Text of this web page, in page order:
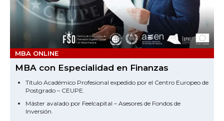
MBA ONLINE
MBA con Especialidad en Finanzas
Título Académico Profesional expedido por el Centro Europeo de
Postgrado – CEUPE.
Máster avalado por Feelcapital – Asesores de Fondos de
Inversión.